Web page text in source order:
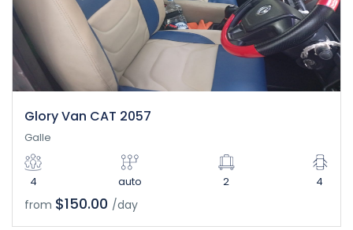
Glory Van CAT 2057
Galle
4 auto 2 4
from $150.00 /day